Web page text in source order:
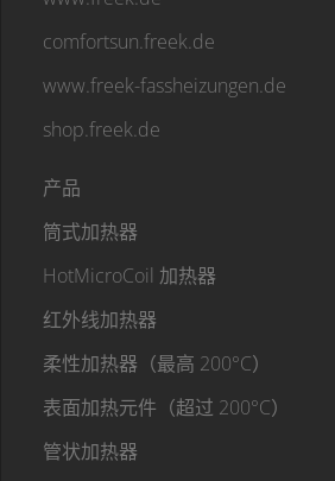
comfortsun.freek.de
www.freek-fassheizungen.de
shop.freek.de
产品
筒式加热器
HotMicroCoil 加热器
红外线加热器
柔性加热器（最高 200°C）
表面加热元件（超过 200°C）
管状加热器